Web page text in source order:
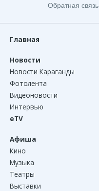
Обратная связь
Главная
Новости
Новости Караганды
Фотолента
Видеоновости
Интервью
eTV
Афиша
Кино
Музыка
Театры
Выставки